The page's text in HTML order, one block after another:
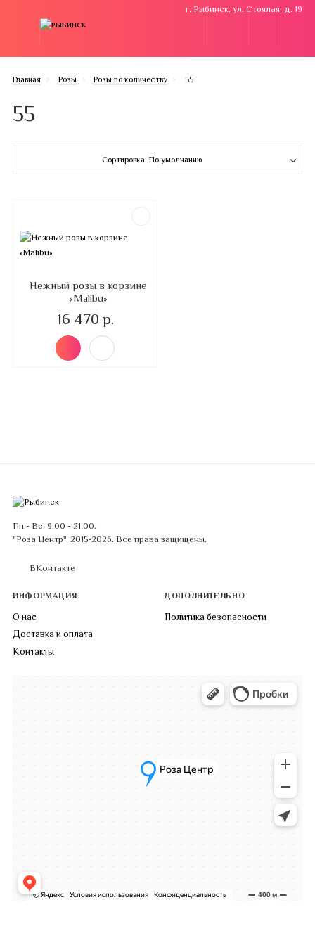
г. Рыбинск, ул. Стоялая, д. 19
Главная Розы Розы по количеству 55
55
Сортировка: По умолчанию
Нежный розы в корзине
«Malibu»
16 470 р.
Пн - Вс: 9:00 - 21:00.
"Роза Центр", 2015-2026. Все права защищены.
ВКонтакте
ИНФОРМАЦИЯ
О нас
Доставка и оплата
Контакты
ДОПОЛНИТЕЛЬНО
Политика безопасности